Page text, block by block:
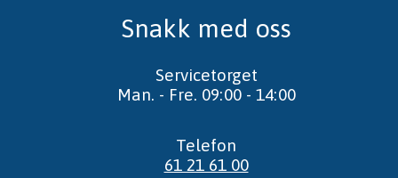
Snakk med oss
Servicetorget
Man. - Fre. 09:00 - 14:00
Telefon
61 21 61 00